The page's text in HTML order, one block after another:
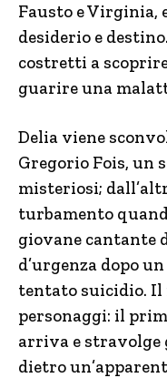
Fausto e Virginia,
desiderio e
costretti a
guarire una
Delia viene
Gregorio Fois, un
misteriosi;
turbamento
giovane cantante
d’urgenza dopo un
tentato suicidio. Il
personaggi: il
arriva e stravolge
dietro